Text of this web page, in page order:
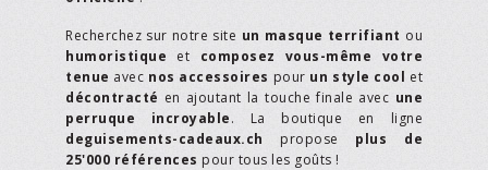
Recherchez sur notre site un masque terrifiant ou
humoristique et composez vous-même votre
tenue avec nos accessoires pour un style cool et
décontracté en ajoutant la touche finale avec une
perruque incroyable. La boutique en ligne
deguisements-cadeaux.ch propose plus de
25'000 références pour tous les goûts !